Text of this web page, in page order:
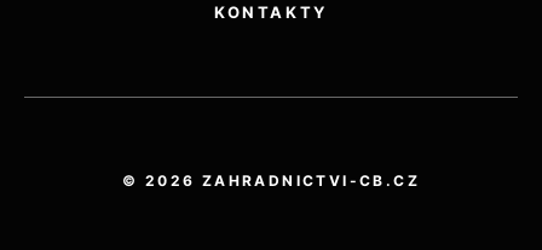
KONTAKTY
© 2026 ZAHRADNICTVI-CB.CZ